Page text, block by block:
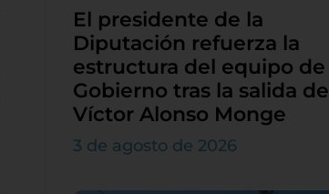
El presidente de la
Diputación refuerza la
estructura del equipo de
Gobierno tras la salida de
Víctor Alonso Monge
3 de agosto de 2026